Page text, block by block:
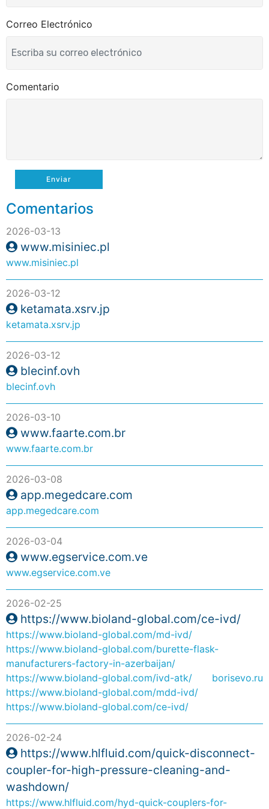
Correo Electrónico
Comentario
Enviar
Comentarios
2026-03-13
www.misiniec.pl
www.misiniec.pl
2026-03-12
ketamata.xsrv.jp
ketamata.xsrv.jp
2026-03-12
blecinf.ovh
blecinf.ovh
2026-03-10
www.faarte.com.br
www.faarte.com.br
2026-03-08
app.megedcare.com
app.megedcare.com
2026-03-04
www.egservice.com.ve
www.egservice.com.ve
2026-02-25
https://www.bioland-global.com/ce-ivd/
https://www.bioland-global.com/md-ivd/
https://www.bioland-global.com/burette-flask-
manufacturers-factory-in-azerbaijan/
https://www.bioland-global.com/ivd-atk/
borisevo.ru
https://www.bioland-global.com/mdd-ivd/
https://www.bioland-global.com/ce-ivd/
2026-02-24
https://www.hlfluid.com/quick-disconnect-
coupler-for-high-pressure-cleaning-and-
washdown/
https://www.hlfluid.com/hyd-quick-couplers-for-